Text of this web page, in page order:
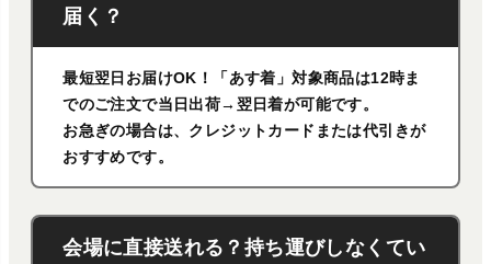
届く？
最短翌日お届けOK！「あす着」対象商品は12時ま
でのご注文で当日出荷→翌日着が可能です。
お急ぎの場合は、クレジットカードまたは代引きが
おすすめです。
会場に直接送れる？持ち運びしなくてい